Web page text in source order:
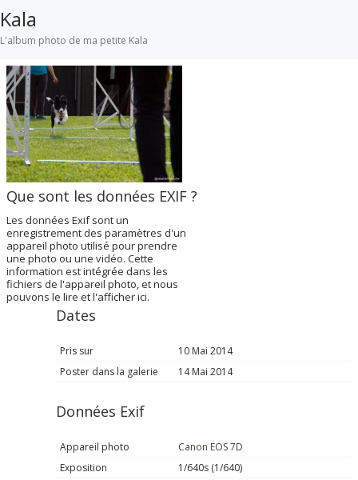
Kala
L'album photo de ma petite Kala
Que sont les données EXIF ?
Les données Exif sont un
enregistrement des paramètres d'un
appareil photo utilisé pour prendre
une photo ou une vidéo. Cette
information est intégrée dans les
fichiers de l'appareil photo, et nous
pouvons le lire et l'afficher ici.
Dates
Pris sur
10 Mai 2014
Poster dans la galerie
14 Mai 2014
Données Exif
Appareil photo
Canon EOS 7D
Exposition
1/640s (1/640)